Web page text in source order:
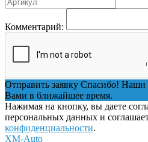
Комментарий:
Отправить заявку Спасибо! Наши
Вами в ближайшее время.
Нажимая на кнопку, вы даете
персональных данных и
конфиденциальности.
XM-Auto